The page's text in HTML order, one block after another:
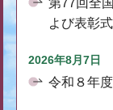
第77回全
よび表彰
2026年8月7日
令和８年